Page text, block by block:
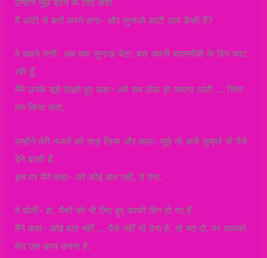
उन्होंने मुझे बैठने के लिए कहा.
मैं आंटी से बातें करने लगा- और सुनाओ आंटी आप कैसी हैं?
वे कहने लगीं- अब क्या सुनाऊं बेटा. बस अपनी बदनसीबी के दिन काट
रही हूँ.
मैंने उनके चूचे देखते हुए कहा- अरे सब ठीक हो जाएगा आंटी … चिंता
मत किया करो.
उन्होंने मेरी नजरों को ताड़ लिया और कहा- मुझे तो अभी तुम्हारे भी पैसे
देने बाकी हैं.
इस पर मैंने कहा- अरे कोई बात नहीं, दे देना.
वे बोलीं- हां, पैसों को भी लिए हुए काफी दिन हो गए हैं.
मैंने कहा- कोई बात नहीं … पैसे नहीं भी देना है, तो मत दो. पर आपको
मेरा एक काम करना है.